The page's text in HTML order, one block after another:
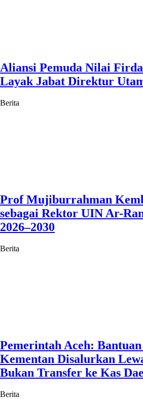
Aliansi Pemuda Nilai
Layak Jabat Direktur
Berita
Prof Mujiburrahman
sebagai Rektor UIN Ar-
2026–2030
Berita
Pemerintah Aceh:
Kementan Disalurkan
Bukan Transfer ke Kas
Berita